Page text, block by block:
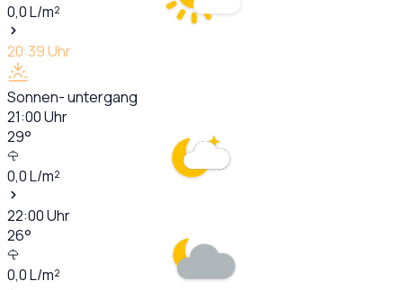
0,0L/m²
20:39Uhr
Sonnen- untergang
21:00Uhr
29°
0,0L/m²
22:00Uhr
26°
0,0L/m²